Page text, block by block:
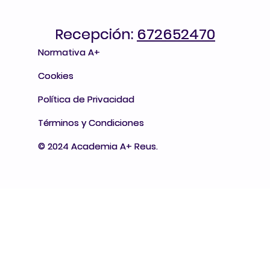
Recepción: 672652470
Cookies
Normativa A+
Política de Privacidad
Términos y Condiciones
© 2024 Academia A+ Reus.
Recepción: 672652470
Cookies
Normativa A+
Política de Privacidad
Términos y Condiciones
© 2024 Academia A+ Reus.